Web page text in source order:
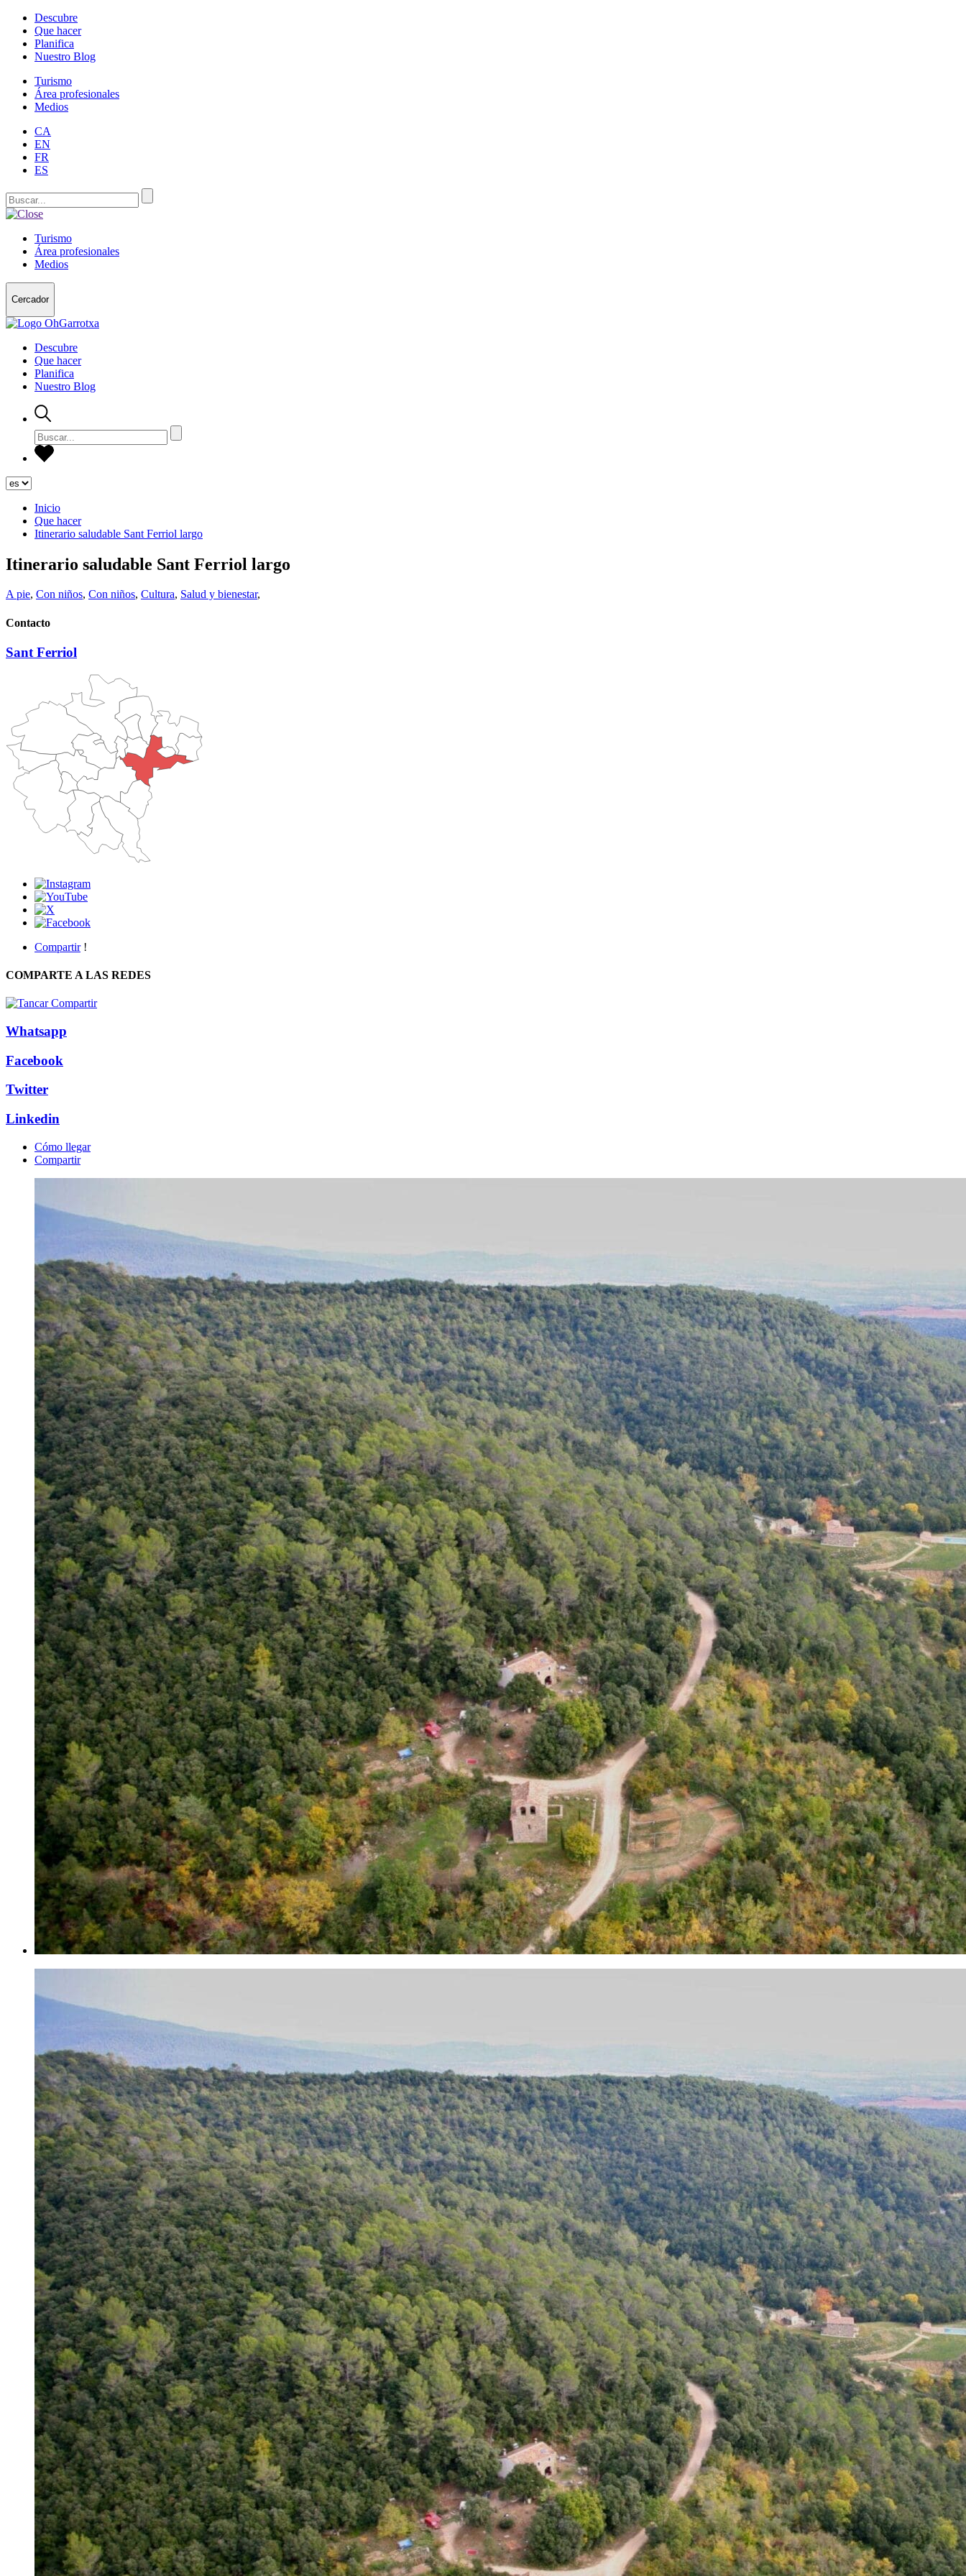
Descubre
Que hacer
Planifica
Nuestro Blog
Turismo
Área profesionales
Medios
CA
EN
FR
ES
Turismo
Área profesionales
Medios
Cercador
Descubre
Que hacer
Planifica
Nuestro Blog
Inicio
Que hacer
Itinerario saludable Sant Ferriol largo
Itinerario saludable Sant Ferriol largo
A pie, Con niños, Con niños, Cultura, Salud y bienestar,
Contacto
Sant Ferriol
Compartir !
COMPARTE A LAS REDES
Whatsapp
Facebook
Twitter
Linkedin
Cómo llegar
Compartir